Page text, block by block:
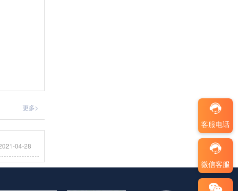
更多>
04-28
客服电话
微信客服